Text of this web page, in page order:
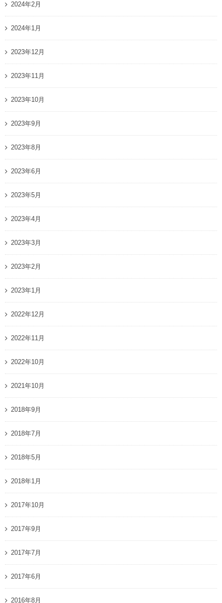
2024年2月
2024年1月
2023年12月
2023年11月
2023年10月
2023年9月
2023年8月
2023年6月
2023年5月
2023年4月
2023年3月
2023年2月
2023年1月
2022年12月
2022年11月
2022年10月
2021年10月
2018年9月
2018年7月
2018年5月
2018年1月
2017年10月
2017年9月
2017年7月
2017年6月
2016年8月